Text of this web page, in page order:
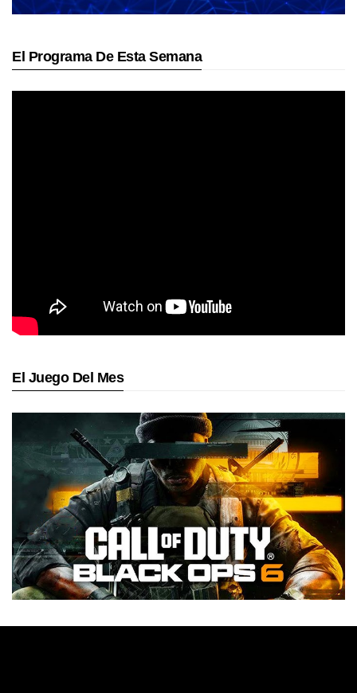
El Programa De Esta Semana
El Juego Del Mes